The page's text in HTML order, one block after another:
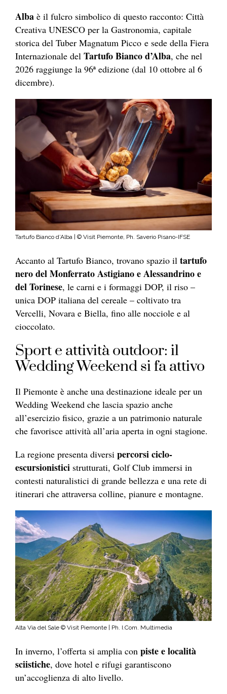
Alba è il fulcro simbolico di questo racconto: Città
Creativa UNESCO per la Gastronomia, capitale
storica del Tuber Magnatum Picco e sede della Fiera
Internazionale del Tartufo Bianco d’Alba, che nel
2026 raggiunge la 96ª edizione (dal 10 ottobre al 6
dicembre).
Tartufo Bianco d’Alba | © Visit Piemonte, Ph. Saverio Pisano-IFSE
Accanto al Tartufo Bianco, trovano spazio il tartufo
nero del Monferrato Astigiano e Alessandrino e
del Torinese, le carni e i formaggi DOP, il riso –
unica DOP italiana del cereale – coltivato tra
Vercelli, Novara e Biella, fino alle nocciole e al
cioccolato.
Sport e attività outdoor: il
Wedding Weekend si fa attivo
Il Piemonte è anche una destinazione ideale per un
Wedding Weekend che lascia spazio anche
all’esercizio fisico, grazie a un patrimonio naturale
che favorisce attività all’aria aperta in ogni stagione.
La regione presenta diversi percorsi ciclo-
escursionistici strutturati, Golf Club immersi in
contesti naturalistici di grande bellezza e una rete di
itinerari che attraversa colline, pianure e montagne.
Alta Via del Sale © Visit Piemonte | Ph. I.Com. Multimedia
In inverno, l’offerta si amplia con piste e località
sciistiche, dove hotel e rifugi garantiscono
un’accoglienza di alto livello.